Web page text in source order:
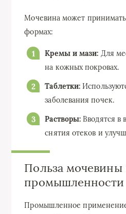
Мочевина может
формах:
Кремы и мази: Для
на кожных покровах.
Таблетки:
заболевания почек.
Растворы: Вводятся в
снятия отеков и
Польза мочевины
промышленности
Промышленное